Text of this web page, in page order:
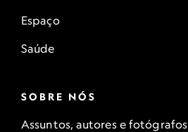
Espaço
Saúde
SOBRE NÓS
Assuntos, autores e fotógrafos